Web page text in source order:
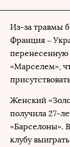
Из-за травмы
Франция –
«Марселем»,
Женский
получила 27-
«Барселоны».
клубу